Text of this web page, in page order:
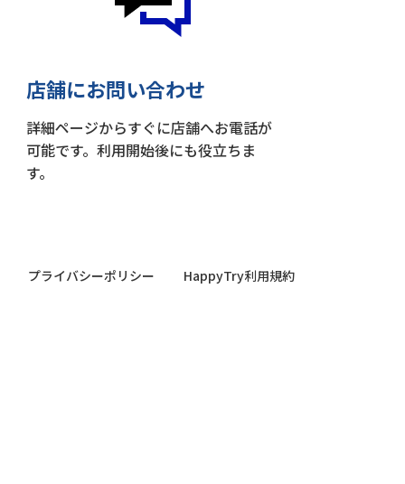
店舗にお問い合わせ
詳細ページからすぐに店舗へお電話が
可能です。利用開始後にも役立ちま
す。
プライバシーポリシー
HappyTry利用規約